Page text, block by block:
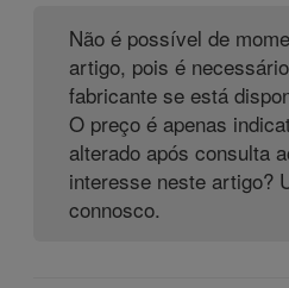
Não é possível de
artigo, pois é
fabricante se está
O preço é apenas
alterado após consulta
interesse neste artigo?
connosco.